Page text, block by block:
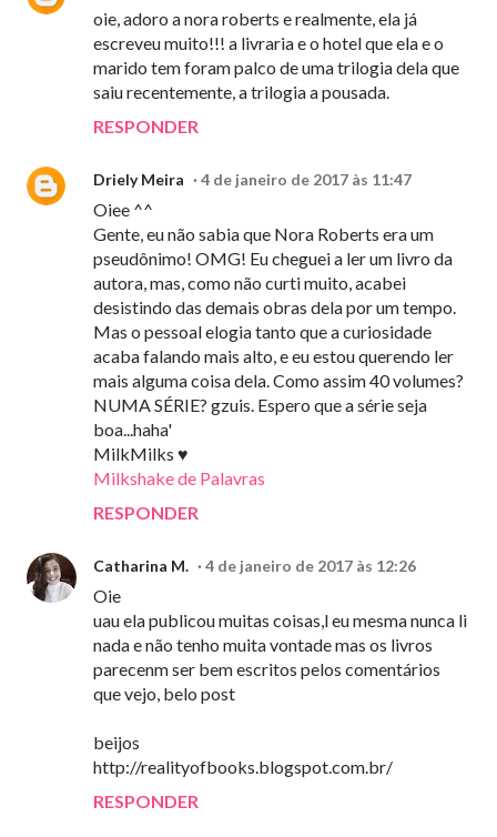
oie, adoro a nora roberts e realmente, ela já
escreveu muito!!! a livraria e o hotel que ela e o
marido tem foram palco de uma trilogia dela que
saiu recentemente, a trilogia a pousada.
RESPONDER
Driely Meira 4 de janeiro de 2017 às 11:47
Oiee ^^
Gente, eu não sabia que Nora Roberts era um
pseudônimo! OMG! Eu cheguei a ler um livro da
autora, mas, como não curti muito, acabei
desistindo das demais obras dela por um tempo.
Mas o pessoal elogia tanto que a curiosidade
acaba falando mais alto, e eu estou querendo ler
mais alguma coisa dela. Como assim 40 volumes?
NUMA SÉRIE? gzuis. Espero que a série seja
boa...haha'
MilkMilks ♥
Milkshake de Palavras
RESPONDER
Catharina M. 4 de janeiro de 2017 às 12:26
Oie
uau ela publicou muitas coisas,l eu mesma nunca li
nada e não tenho muita vontade mas os livros
parecenm ser bem escritos pelos comentários
que vejo, belo post
beijos
http://realityofbooks.blogspot.com.br/
RESPONDER